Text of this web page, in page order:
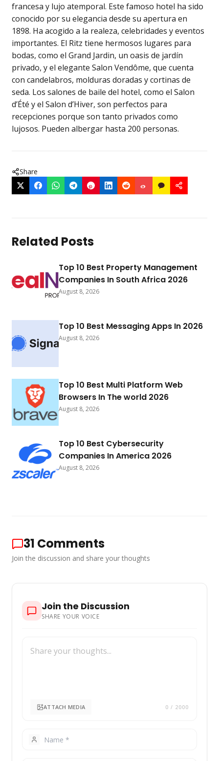
francesa y lujo atemporal. Este famoso hotel ha sido
conocido por su elegancia desde su apertura en
1898. Ha acogido a la realeza, celebridades y eventos
importantes. El Ritz tiene hermosos lugares para
bodas, como el Grand Jardin, un oasis de jardín
privado, y el elegante Salon Vendôme, que cuenta
con candelabros, molduras doradas y cortinas de
seda. Los salones de baile del hotel, como el Salon
d’Été y el Salon d’Hiver, son perfectos para
recepciones porque son tanto privados como
lujosos. Pueden albergar hasta 200 personas.
Share
Related Posts
Top 10 Best Property Management
Companies In South Africa 2026
August 8, 2026
Top 10 Best Messaging Apps In 2026
August 8, 2026
Top 10 Best Multi Platform Web
Browsers In The world 2026
August 8, 2026
Top 10 Best Cybersecurity
Companies In America 2026
August 8, 2026
31 Comments
Join the discussion and share your thoughts
Join the Discussion
SHARE YOUR VOICE
ATTACH MEDIA 0 / 2000